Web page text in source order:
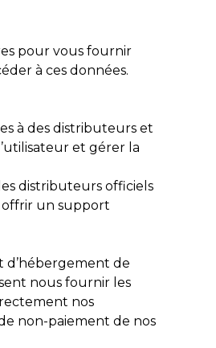
pour vous fournir
à ces données.
à des distributeurs et
et gérer la
distributeurs officiels
offrir un support
d’hébergement de
nous fournir les
nos
non-paiement de nos